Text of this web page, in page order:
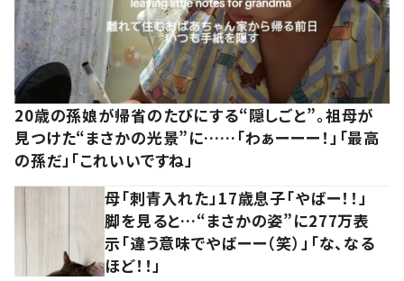
20歳の孫娘が帰省のたびにする“隠しごと”。祖母が
見つけた“まさかの光景”に……「わぁーーー！」「最高
の孫だ」「これいいですね」
母「刺青入れた」17歳息子「やばー！！」
脚を見ると…“まさかの姿”に277万表
示「違う意味でやばーー（笑）」「な、なる
ほど！！」